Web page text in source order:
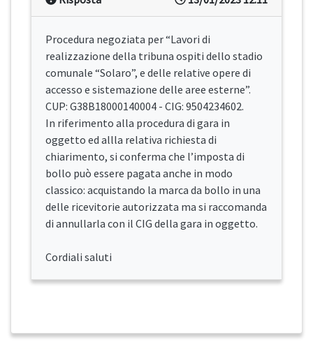
Procedura negoziata per “Lavori di
realizzazione della tribuna ospiti dello stadio
comunale “Solaro”, e delle relative opere di
accesso e sistemazione delle aree esterne”.
CUP: G38B18000140004 - CIG: 9504234602.
In riferimento alla procedura di gara in
oggetto ed allla relativa richiesta di
chiarimento, si conferma che l’imposta di
bollo può essere pagata anche in modo
classico: acquistando la marca da bollo in una
delle ricevitorie autorizzata ma si raccomanda
di annullarla con il CIG della gara in oggetto.
Cordiali saluti